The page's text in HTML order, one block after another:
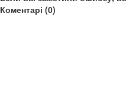
Коментарі (0)